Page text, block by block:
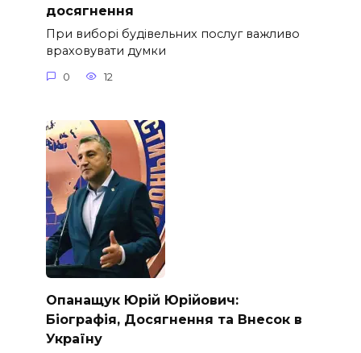
досягнення
При виборі будівельних послуг важливо
враховувати думки
0 12
Опанащук Юрій Юрійович:
Біографія, Досягнення та Внесок в
Україну